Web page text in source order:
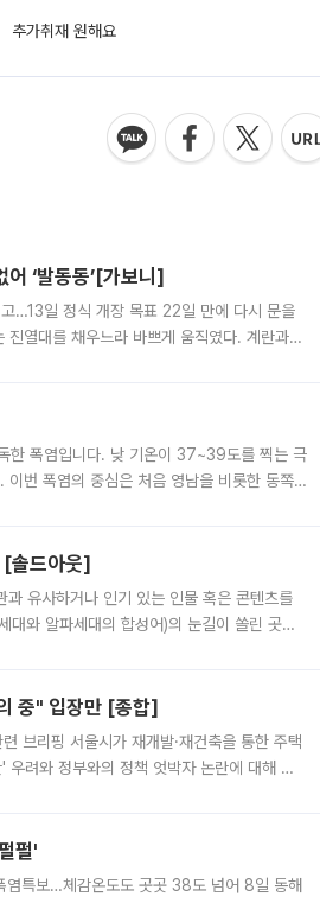
추가취재 원해요
‘발동동’[가보니]
…13일 정식 개장 목표 22일 만에 다시 문을
열대를 채우느라 바쁘게 움직였다. 계란과
한 폭염입니다. 낮 기온이 37~39도를 찍는 극
번 폭염의 중심은 처음 영남을 비롯한 동쪽
솔드아웃]
과 유사하거나 인기 있는 인물 혹은 콘텐츠를
와 알파세대의 합성어)의 눈길이 쏠린 곳은
중" 입장만 [종합]
브리핑 서울시가 재개발·재건축을 통한 주택
려와 정부와의 정책 엇박자 논란에 대해 정
펄'
특보…체감온도도 곳곳 38도 넘어 8일 동해